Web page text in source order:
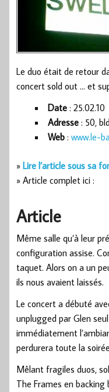
Le duo était de retour
concert sold out … et
Date : 25.02.10
Adresse : 50,
Web : www.le-
» Lire l’article sous sa
» Article complet ici :
Article
Même salle qu’à leur
configuration assise.
taquet. Alors on a un
ils nous avaient laissés.
Le concert a débuté
unplugged par Glen
immédiatement
perdurera toute la
Mêlant fragiles duos,
The Frames en